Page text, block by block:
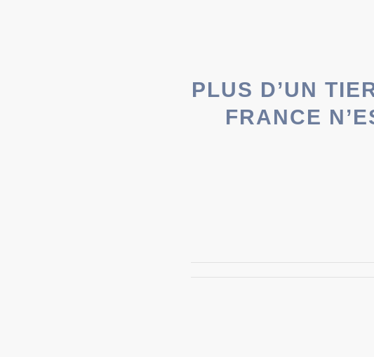
PLUS D’UN
FRANCE